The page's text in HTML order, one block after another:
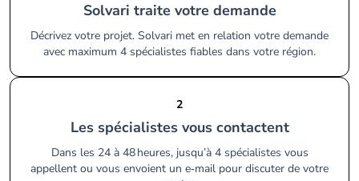
Solvari traite votre demande
Décrivez votre projet. Solvari met en relation votre demande
avec maximum 4 spécialistes fiables dans votre région.
2
Les spécialistes vous contactent
Dans les 24 à 48 heures, jusqu’à 4 spécialistes vous
appellent ou vous envoient un e‑mail pour discuter de votre